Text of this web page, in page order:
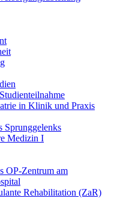
in Klinik und Praxis
Sprunggelenks
Medizin I
OP-Zentrum am
Rehabilitation (ZaR)